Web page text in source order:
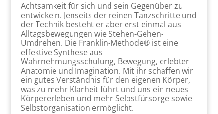
Achtsamkeit für sich und sein Gegenüber zu
entwickeln. Jenseits der reinen Tanzschritte und
der Technik besteht er aber erst einmal aus
Alltagsbewegungen wie Stehen-Gehen-
Umdrehen. Die Franklin-Methode® ist eine
effektive Synthese aus
Wahrnehmungsschulung, Bewegung, erlebter
Anatomie und Imagination. Mit ihr schaffen wir
ein gutes Verständnis für den eigenen Körper,
was zu mehr Klarheit führt und uns ein neues
Körpererleben und mehr Selbstfürsorge sowie
Selbstorganisation ermöglicht.